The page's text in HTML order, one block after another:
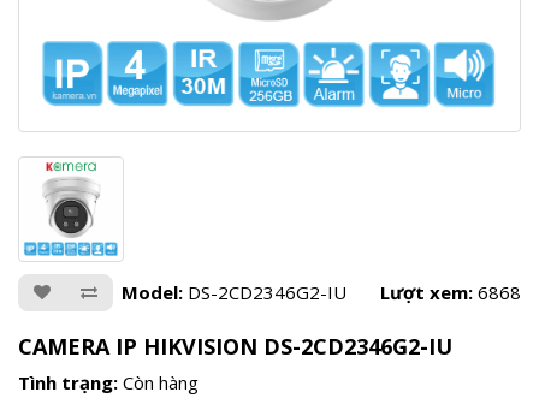
Model: DS-2CD2346G2-IU Lượt xem: 6868
CAMERA IP HIKVISION DS-2CD2346G2-IU
Tình trạng: Còn hàng